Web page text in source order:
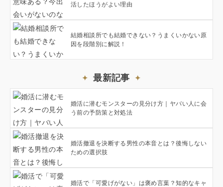
活したほうがよい理由
結婚相談所でも結婚できない？うまくいかない原
因を段階別に解説！
最新記事
婚活に潜むモンスターの見分け方｜ヤバい人に会
う前の予防策と対処法
婚活撤退を決断する男性の本音とは？後悔しない
ための選択肢
婚活で「可愛げがない」は褒め言葉？知的なキャ